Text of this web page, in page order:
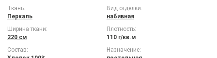
Ткань:
Перкаль
Вид отделки:
набивная
Ширина ткани:
220 см
Плотность:
110 г/кв.м
Состав:
Назначение: